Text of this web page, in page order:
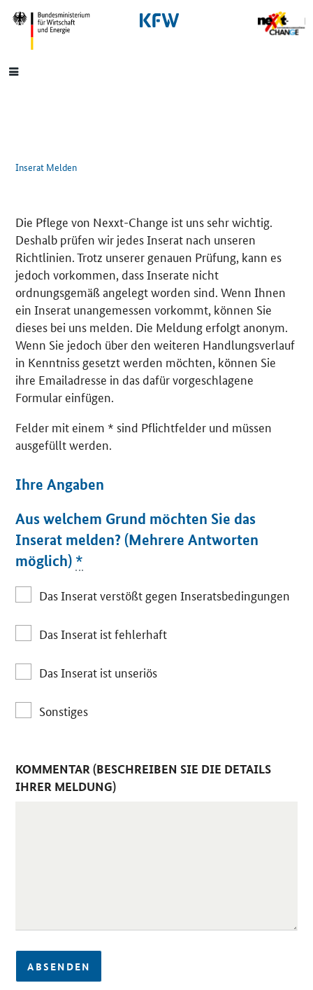
SrOnlyNavigation
Hauptmenü
Inserat Melden
Die Pflege von Nexxt-Change ist uns sehr wichtig.
Deshalb prüfen wir jedes Inserat nach unseren
Richtlinien. Trotz unserer genauen Prüfung, kann es
jedoch vorkommen, dass Inserate nicht
ordnungsgemäß angelegt worden sind. Wenn Ihnen
ein Inserat unangemessen vorkommt, können Sie
dieses bei uns melden. Die Meldung erfolgt anonym.
Wenn Sie jedoch über den weiteren Handlungsverlauf
in Kenntniss gesetzt werden möchten, können Sie
ihre Emailadresse in das dafür vorgeschlagene
Formular einfügen.
Felder mit einem * sind Pflichtfelder und müssen
ausgefüllt werden.
Ihre Angaben
Aus welchem Grund möchten Sie das
Inserat melden? (Mehrere Antworten
möglich) *
Das Inserat verstößt gegen Inseratsbedingungen
Das Inserat ist fehlerhaft
Das Inserat ist unseriös
Sonstiges
KOMMENTAR (BESCHREIBEN SIE DIE DETAILS
IHRER MELDUNG)
ABSENDEN